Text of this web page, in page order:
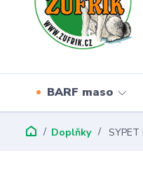
BARF maso
Doplňky